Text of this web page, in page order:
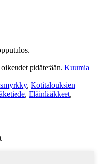
pidätetään. Kuumia
, Kotitalouksien
, Eläinlääkkeet,